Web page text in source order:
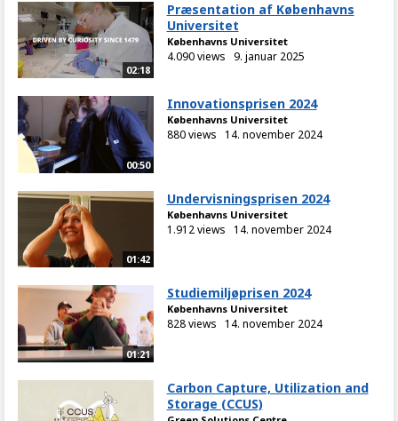
02:18
Præsentation af Københavns
Universitet
Københavns Universitet
4.090 views 9. januar 2025
00:50
Innovationsprisen 2024
Københavns Universitet
880 views 14. november 2024
01:42
Undervisningsprisen 2024
Københavns Universitet
1.912 views 14. november 2024
01:21
Studiemiljøprisen 2024
Københavns Universitet
828 views 14. november 2024
Carbon Capture, Utilization and
Storage (CCUS)